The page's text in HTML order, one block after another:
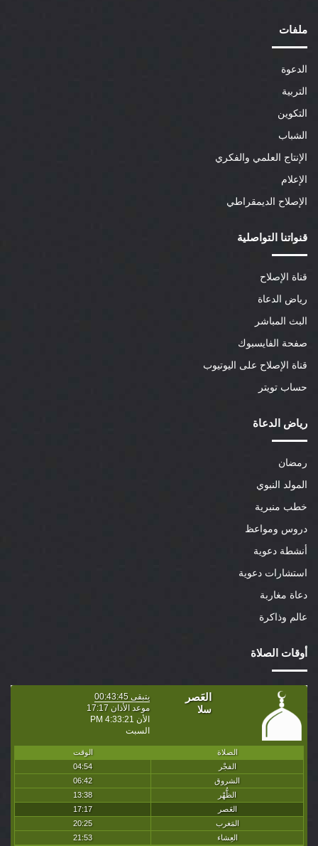
ملفات
الدعوة
التربية
التكوين
الشباب
الإنتاج العلمي والفكري
الإعلام
الإصلاح الديمقراطي
قنواتنا التواصلية
قناة الإصلاح
رياض الدعاة
البث المباشر
صفحة الفايسبوك
قناة الإصلاح على اليوتيوب
حساب تويتر
رياض الدعاة
رمضان
المولد النبوي
خطب منبرية
دروس ومواعظ
أنشطة دعوية
استشارات دعوية
دعاة مغاربة
عالم وذاكرة
أوقات الصلاة